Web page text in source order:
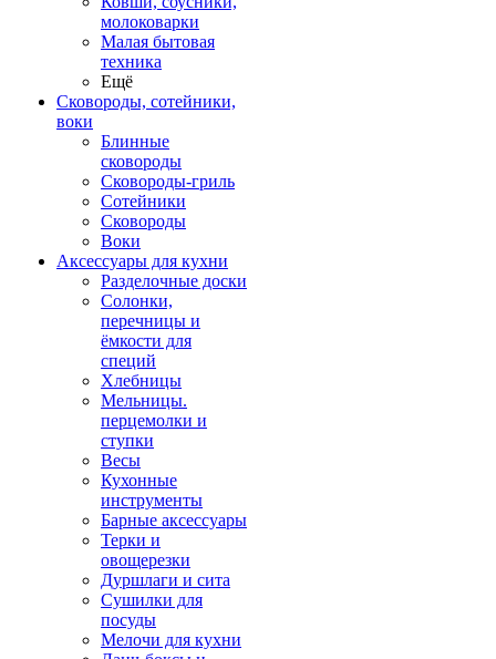
молоковарки
Малая бытовая
техника
Ещё
Сковороды, сотейники,
воки
Блинные
сковороды
Сковороды-гриль
Сотейники
Сковороды
Воки
Аксессуары для кухни
Разделочные доски
Солонки,
перечницы и
ёмкости для
специй
Хлебницы
Мельницы.
перцемолки и
ступки
Весы
Кухонные
инструменты
Барные аксессуары
Терки и
овощерезки
Дуршлаги и сита
Сушилки для
посуды
Мелочи для кухни